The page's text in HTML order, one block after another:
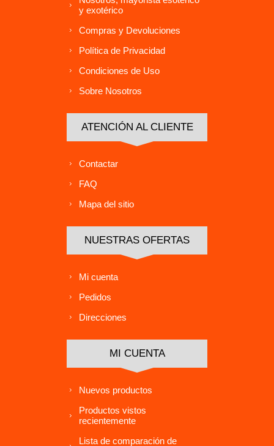
y exotérico
Compras y Devoluciones
Política de Privacidad
Condiciones de Uso
Sobre Nosotros
ATENCIÓN AL CLIENTE
Contactar
FAQ
Mapa del sitio
NUESTRAS OFERTAS
Mi cuenta
Pedidos
Direcciones
MI CUENTA
Nuevos productos
Productos vistos
recientemente
Lista de comparación de